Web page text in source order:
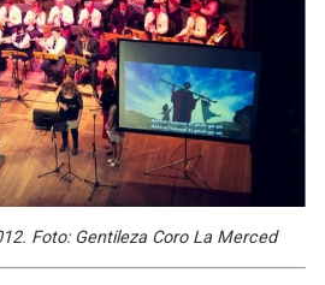
Foto: Gentileza Coro La Merced